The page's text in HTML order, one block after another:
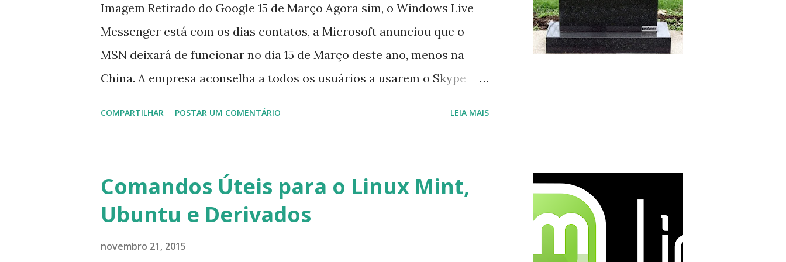
Imagem Retirado do Google 15 de Março Agora sim, o Windows Live
Messenger está com os dias contatos, a Microsoft anunciou que o
MSN deixará de funcionar no dia 15 de Março deste ano, menos na
China. A empresa aconselha a todos os usuários a usarem o Skype
notificação). Acho o Skype melhor que o Windows Live (assim como
muitos profissionais de TI) , mesmo na versão para Linux, claro,
sempre existem outras opções e o Pidgin, que se mostra como opção.
COMPARTILHAR POSTAR UM COMENTÁRIO LEIA MAIS
Comandos Úteis para o Linux Mint,
Ubuntu e Derivados
novembro 21, 2015